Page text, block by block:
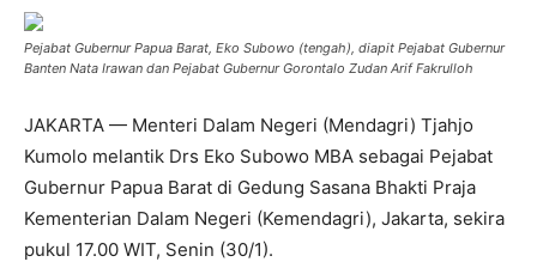
Pejabat Gubernur Papua Barat, Eko Subowo (tengah), diapit Pejabat Gubernur
Banten Nata Irawan dan Pejabat Gubernur Gorontalo Zudan Arif Fakrulloh
JAKARTA — Menteri Dalam Negeri (Mendagri) Tjahjo
Kumolo melantik Drs Eko Subowo MBA sebagai Pejabat
Gubernur Papua Barat di Gedung Sasana Bhakti Praja
Kementerian Dalam Negeri (Kemendagri), Jakarta, sekira
pukul 17.00 WIT, Senin (30/1).